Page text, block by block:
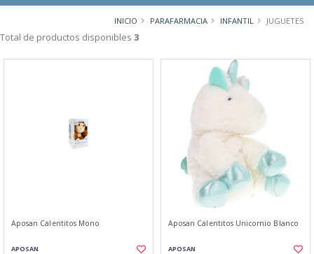
INICIO PARAFARMACIA INFANTIL JUGUETES
Total de productos disponibles 3
Aposan Calentitos Mono
APOSAN
Aposan Calentitos Unicornio Blanco
APOSAN